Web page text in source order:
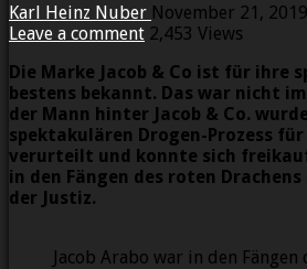
Karl Heinz Nuber November 21, 2019
Leave a comment 2,453 Views
Die Marke Jacob & Co ist für ihre
bestens bekannt. Das war nicht
der Mann hinter Jacob & Co.
spektakulären Drogen-Prozess
verurteilt und konnte sich
in den Fängen des roten Drachens
der Justiz.
Jacob Arabo war in den Fängen